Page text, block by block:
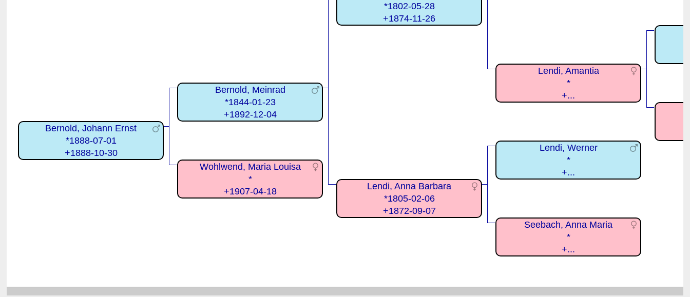
Bernold, Johann Ernst
*1888-07-01
+1888-10-30
Bernold, Meinrad
*1844-01-23
+1892-12-04
*1802-05-28
+1874-11-26
Lendi, Amantia
*
+...
Lendi, Anna Barbara
*1805-02-06
+1872-09-07
Lendi, Werner
*
+...
Seebach, Anna Maria
*
+...
Wohlwend, Maria Louisa
*
+1907-04-18